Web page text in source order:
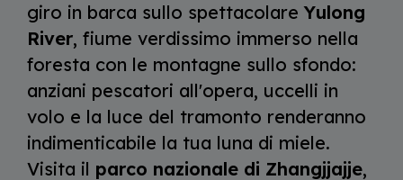
giro in barca sullo spettacolare Yulong
River, fiume verdissimo immerso nella
foresta con le montagne sullo sfondo:
anziani pescatori all'opera, uccelli in
volo e la luce del tramonto renderanno
indimenticabile la tua luna di miele.
Visita il parco nazionale di Zhangjjajje,